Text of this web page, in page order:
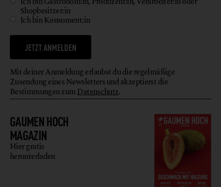
GAUMEN HOCH
MAGAZIN
Hier gratis
herunterladen
Shopbesitzer:in
Ich bin Konsument:in
JETZT ANMELDEN
Mit deiner Anmeldung erlaubst du die regelmäßige
Zusendung eines Newsletters und akzeptierst die
Bestimmungen zumDatenschutz.